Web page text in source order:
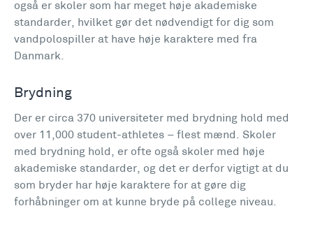
også er skoler som har meget høje akademiske
standarder, hvilket gør det nødvendigt for dig som
vandpolospiller at have høje karaktere med fra
Danmark.
Brydning
Der er circa 370 universiteter med brydning hold med
over 11,000 student-athletes – flest mænd. Skoler
med brydning hold, er ofte også skoler med høje
akademiske standarder, og det er derfor vigtigt at du
som bryder har høje karaktere for at gøre dig
forhåbninger om at kunne bryde på college niveau.